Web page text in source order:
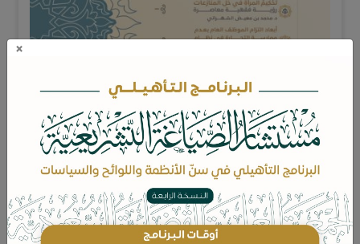
ويضم هذا العدد من المجلة الأبحاث المحكمة التالية:
-قاعدة "شرط الواقف كنص الشارع" - دراسة
×